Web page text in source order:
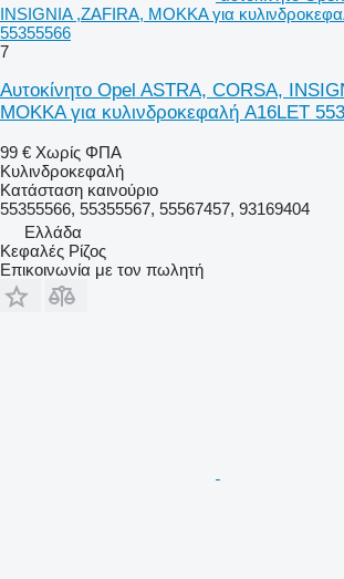
INSIGNIA ,ZAFIRA, MOKKA για
55355566
7
Αυτοκίνητο Opel ASTRA, CORSA,
MOKKA για κυλινδροκεφαλή A16LET
99 € Χωρίς ΦΠΑ
Κυλινδροκεφαλή
Κατάσταση καινούριο
55355566, 55355567, 55567457, 93169404
Ελλάδα
Κεφαλές Ρίζος
Επικοινωνία με τον πωλητή